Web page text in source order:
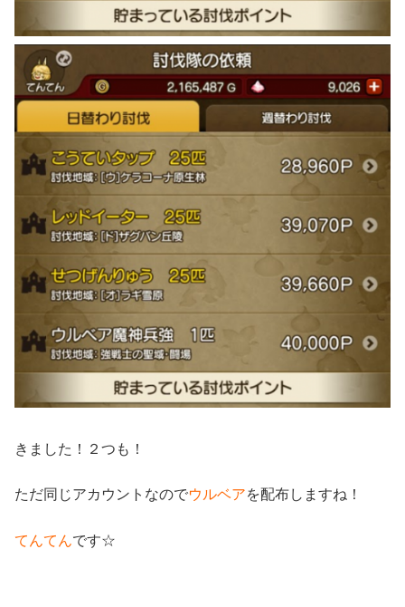
きました！２つも！
ただ同じアカウントなのでウルベアを配布しますね！
てんてんです☆